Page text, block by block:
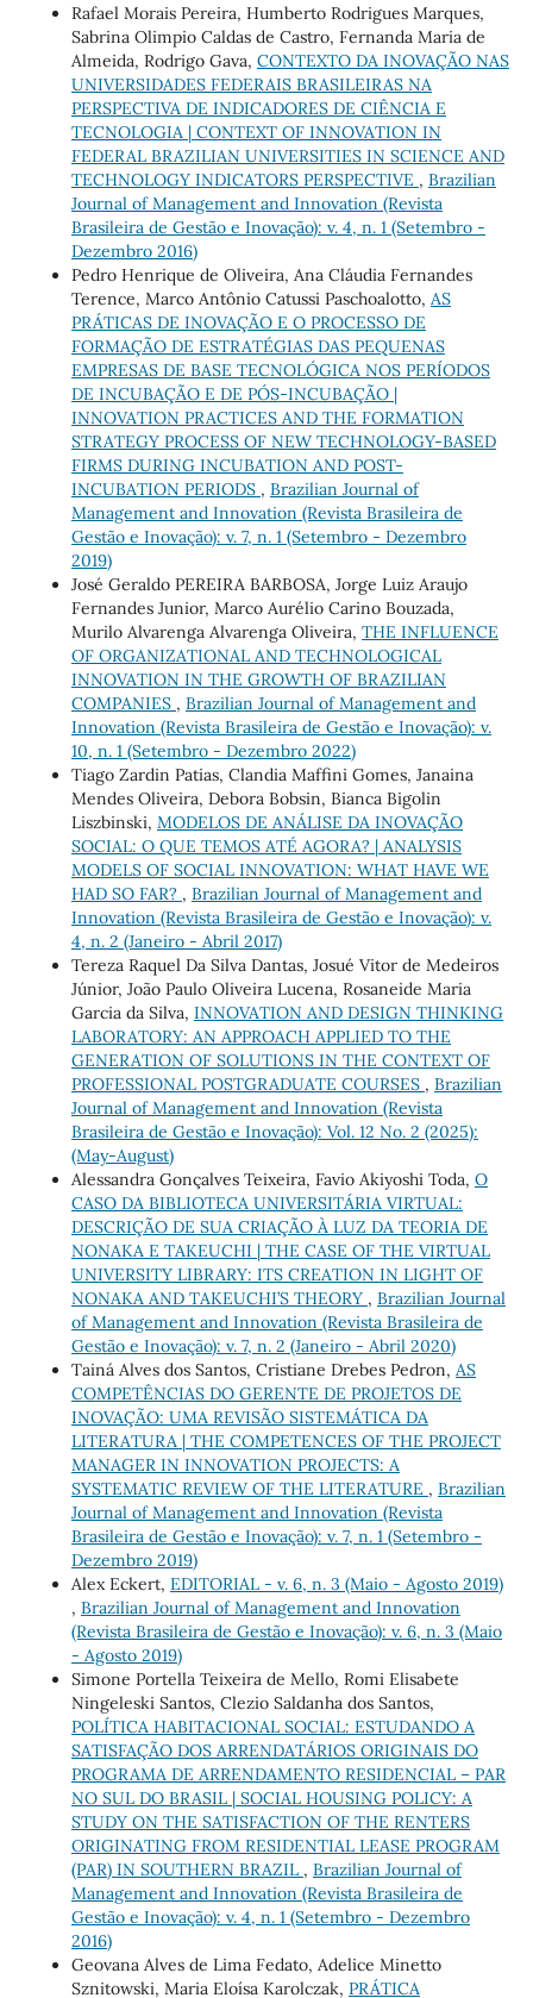
Rafael Morais Pereira, Humberto Rodrigues Marques,
Sabrina Olimpio Caldas de Castro, Fernanda Maria de
Almeida, Rodrigo Gava, CONTEXTO DA INOVAÇÃO NAS
UNIVERSIDADES FEDERAIS BRASILEIRAS NA
PERSPECTIVA DE INDICADORES DE CIÊNCIA E
TECNOLOGIA | CONTEXT OF INNOVATION IN
FEDERAL BRAZILIAN UNIVERSITIES IN SCIENCE AND
TECHNOLOGY INDICATORS PERSPECTIVE , Brazilian
Journal of Management and Innovation (Revista
Brasileira de Gestão e Inovação): v. 4, n. 1 (Setembro -
Dezembro 2016)
Pedro Henrique de Oliveira, Ana Cláudia Fernandes
Terence, Marco Antônio Catussi Paschoalotto, AS
PRÁTICAS DE INOVAÇÃO E O PROCESSO DE
FORMAÇÃO DE ESTRATÉGIAS DAS PEQUENAS
EMPRESAS DE BASE TECNOLÓGICA NOS PERÍODOS
DE INCUBAÇÃO E DE PÓS-INCUBAÇÃO |
INNOVATION PRACTICES AND THE FORMATION
STRATEGY PROCESS OF NEW TECHNOLOGY-BASED
FIRMS DURING INCUBATION AND POST-
INCUBATION PERIODS , Brazilian Journal of
Management and Innovation (Revista Brasileira de
Gestão e Inovação): v. 7, n. 1 (Setembro - Dezembro
2019)
José Geraldo PEREIRA BARBOSA, Jorge Luiz Araujo
Fernandes Junior, Marco Aurélio Carino Bouzada,
Murilo Alvarenga Alvarenga Oliveira, THE INFLUENCE
OF ORGANIZATIONAL AND TECHNOLOGICAL
INNOVATION IN THE GROWTH OF BRAZILIAN
COMPANIES , Brazilian Journal of Management and
Innovation (Revista Brasileira de Gestão e Inovação): v.
10, n. 1 (Setembro - Dezembro 2022)
Tiago Zardin Patias, Clandia Maffini Gomes, Janaina
Mendes Oliveira, Debora Bobsin, Bianca Bigolin
Liszbinski, MODELOS DE ANÁLISE DA INOVAÇÃO
SOCIAL: O QUE TEMOS ATÉ AGORA? | ANALYSIS
MODELS OF SOCIAL INNOVATION: WHAT HAVE WE
HAD SO FAR? , Brazilian Journal of Management and
Innovation (Revista Brasileira de Gestão e Inovação): v.
4, n. 2 (Janeiro - Abril 2017)
Tereza Raquel Da Silva Dantas, Josué Vitor de Medeiros
Júnior, João Paulo Oliveira Lucena, Rosaneide Maria
Garcia da Silva, INNOVATION AND DESIGN THINKING
LABORATORY: AN APPROACH APPLIED TO THE
GENERATION OF SOLUTIONS IN THE CONTEXT OF
PROFESSIONAL POSTGRADUATE COURSES , Brazilian
Journal of Management and Innovation (Revista
Brasileira de Gestão e Inovação): Vol. 12 No. 2 (2025):
(May-August)
Alessandra Gonçalves Teixeira, Favio Akiyoshi Toda, O
CASO DA BIBLIOTECA UNIVERSITÁRIA VIRTUAL:
DESCRIÇÃO DE SUA CRIAÇÃO À LUZ DA TEORIA DE
NONAKA E TAKEUCHI | THE CASE OF THE VIRTUAL
UNIVERSITY LIBRARY: ITS CREATION IN LIGHT OF
NONAKA AND TAKEUCHI’S THEORY , Brazilian Journal
of Management and Innovation (Revista Brasileira de
Gestão e Inovação): v. 7, n. 2 (Janeiro - Abril 2020)
Tainá Alves dos Santos, Cristiane Drebes Pedron, AS
COMPETÊNCIAS DO GERENTE DE PROJETOS DE
INOVAÇÃO: UMA REVISÃO SISTEMÁTICA DA
LITERATURA | THE COMPETENCES OF THE PROJECT
MANAGER IN INNOVATION PROJECTS: A
SYSTEMATIC REVIEW OF THE LITERATURE , Brazilian
Journal of Management and Innovation (Revista
Brasileira de Gestão e Inovação): v. 7, n. 1 (Setembro -
Dezembro 2019)
Alex Eckert, EDITORIAL - v. 6, n. 3 (Maio - Agosto 2019)
, Brazilian Journal of Management and Innovation
(Revista Brasileira de Gestão e Inovação): v. 6, n. 3 (Maio
- Agosto 2019)
Simone Portella Teixeira de Mello, Romi Elisabete
Ningeleski Santos, Clezio Saldanha dos Santos,
POLÍTICA HABITACIONAL SOCIAL: ESTUDANDO A
SATISFAÇÃO DOS ARRENDATÁRIOS ORIGINAIS DO
PROGRAMA DE ARRENDAMENTO RESIDENCIAL – PAR
NO SUL DO BRASIL | SOCIAL HOUSING POLICY: A
STUDY ON THE SATISFACTION OF THE RENTERS
ORIGINATING FROM RESIDENTIAL LEASE PROGRAM
(PAR) IN SOUTHERN BRAZIL , Brazilian Journal of
Management and Innovation (Revista Brasileira de
Gestão e Inovação): v. 4, n. 1 (Setembro - Dezembro
2016)
Geovana Alves de Lima Fedato, Adelice Minetto
Sznitowski, Maria Eloísa Karolczak, PRÁTICA